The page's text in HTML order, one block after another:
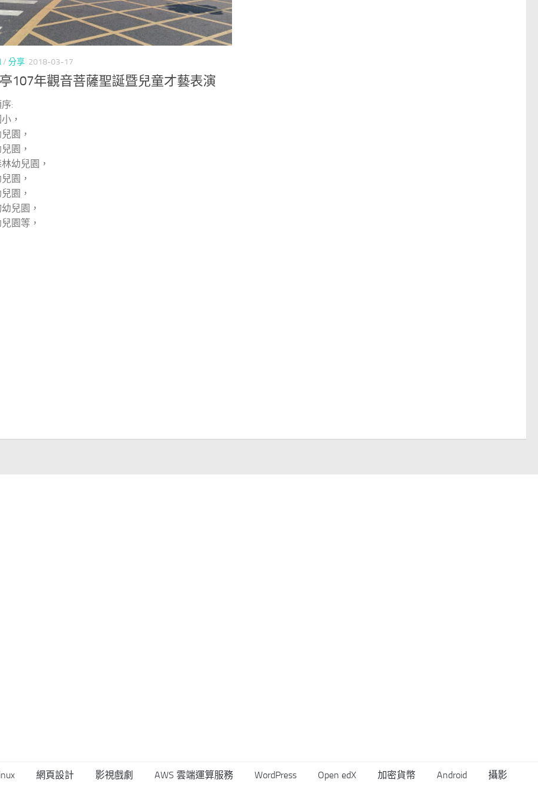
/ 分享 2018-03-17
107年觀音菩薩聖誕暨兒童才藝表演
:
，
園，
園，
幼兒園，
園，
園，
兒園，
園等，
網頁設計 影視戲劇 AWS 雲端運算服務 WordPress Open edX 加密貨幣 Android 攝影